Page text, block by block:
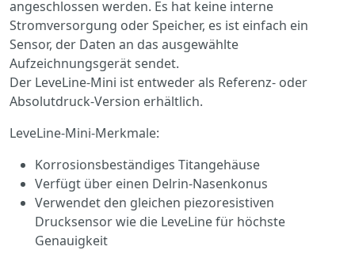
angeschlossen werden. Es hat keine interne
Stromversorgung oder Speicher, es ist einfach ein
Sensor, der Daten an das ausgewählte
Aufzeichnungsgerät sendet.
Der LeveLine-Mini ist entweder als Referenz- oder
Absolutdruck-Version erhältlich.
LeveLine-Mini-Merkmale:
Korrosionsbeständiges Titangehäuse
Verfügt über einen Delrin-Nasenkonus
Verwendet den gleichen piezoresistiven
Drucksensor wie die LeveLine für höchste
Genauigkeit